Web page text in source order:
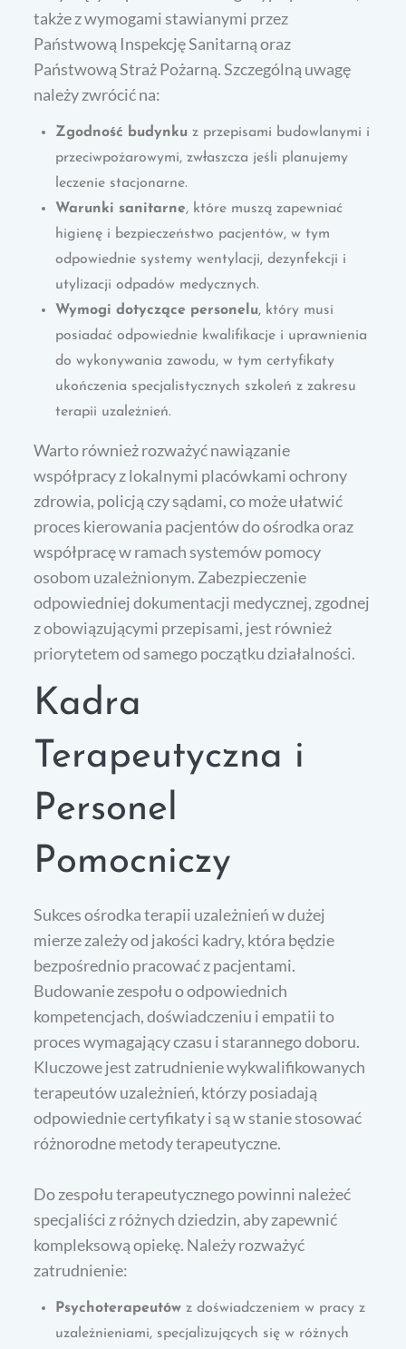
także z wymogami stawianymi przez
Państwową Inspekcję Sanitarną oraz
Państwową Straż Pożarną. Szczególną uwagę
należy zwrócić na:
Zgodność budynku z przepisami budowlanymi i
przeciwpożarowymi, zwłaszcza jeśli planujemy
leczenie stacjonarne.
Warunki sanitarne, które muszą zapewniać
higienę i bezpieczeństwo pacjentów, w tym
odpowiednie systemy wentylacji, dezynfekcji i
utylizacji odpadów medycznych.
Wymogi dotyczące personelu, który musi
posiadać odpowiednie kwalifikacje i uprawnienia
do wykonywania zawodu, w tym certyfikaty
ukończenia specjalistycznych szkoleń z zakresu
terapii uzależnień.
Warto również rozważyć nawiązanie
współpracy z lokalnymi placówkami ochrony
zdrowia, policją czy sądami, co może ułatwić
proces kierowania pacjentów do ośrodka oraz
współpracę w ramach systemów pomocy
osobom uzależnionym. Zabezpieczenie
odpowiedniej dokumentacji medycznej, zgodnej
z obowiązującymi przepisami, jest również
priorytetem od samego początku działalności.
Kadra
Terapeutyczna i
Personel
Pomocniczy
Sukces ośrodka terapii uzależnień w dużej
mierze zależy od jakości kadry, która będzie
bezpośrednio pracować z pacjentami.
Budowanie zespołu o odpowiednich
kompetencjach, doświadczeniu i empatii to
proces wymagający czasu i starannego doboru.
Kluczowe jest zatrudnienie wykwalifikowanych
terapeutów uzależnień, którzy posiadają
odpowiednie certyfikaty i są w stanie stosować
różnorodne metody terapeutyczne.
Do zespołu terapeutycznego powinni należeć
specjaliści z różnych dziedzin, aby zapewnić
kompleksową opiekę. Należy rozważyć
zatrudnienie:
Psychoterapeutów z doświadczeniem w pracy z
uzależnieniami, specjalizujących się w różnych